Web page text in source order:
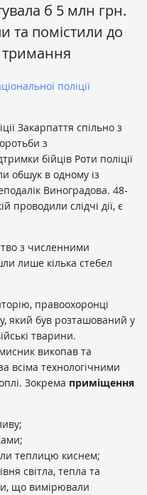
б 5 млн грн.
та помістили до
тримання
поліції
Закарпаття спільно з
з
бійців Роти поліції
обшук в одному із
Виноградова. 48-
проводили слідчі дії, є
з численними
лише кілька стебел
правоохоронці
який був розташований у
тварини.
викопав та
всіма технологічними
Зокрема приміщення
теплицю киснем;
світла, тепла та
що вимірювали